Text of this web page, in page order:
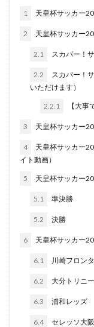
1 天皇杯サッカー
2 天皇杯サッカー
2.1 スカパー！
2.2
スカパー！
いただけます）
2.2.1 【大事
3 天皇杯サッカー
4
天皇杯サッカー
イト動画）
5 天皇杯サッカー
5.1 準決勝
5.2 決勝
6 天皇杯サッカー
6.1 川崎フロン
6.2 大分トリニ
6.3 浦和レッズ
6.4 セレッソ大阪